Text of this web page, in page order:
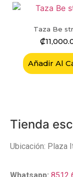
Taza Be
₡
Añadir Al
Tienda
Ubicación: Plaza